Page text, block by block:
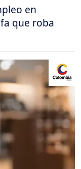
en
que roba